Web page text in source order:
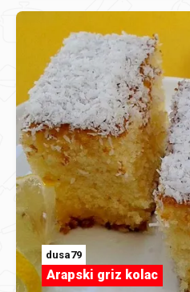
dusa79
Arapski griz kolac